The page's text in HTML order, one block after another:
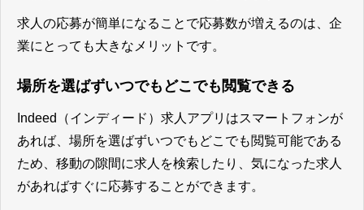
求人の応募が簡単になることで応募数が増えるのは、企
業にとっても大きなメリット です。
場所を選ばずいつでもどこでも閲覧できる
Indeed（インディード）求人アプリはスマートフォンが
あれば、場所を選ばずいつでもどこでも閲覧可能である
ため、移動の隙間に求人を検索したり、気になった求人
があればすぐに応募することができます。